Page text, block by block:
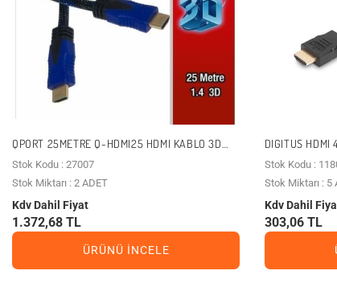
QPORT 25METRE Q-HDMI25 HDMI KABLO 3D
GOLD 1.4V
Stok Kodu : 27007
Stok Miktarı : 2 ADET
Kdv Dahil Fiyat
1.372,68 TL
ÜRÜNÜ İNCELE
DIGITUS HDMI
330107-030-S)
Stok Kodu :
Stok Miktarı : 5
Kdv Dahil
303,06 TL